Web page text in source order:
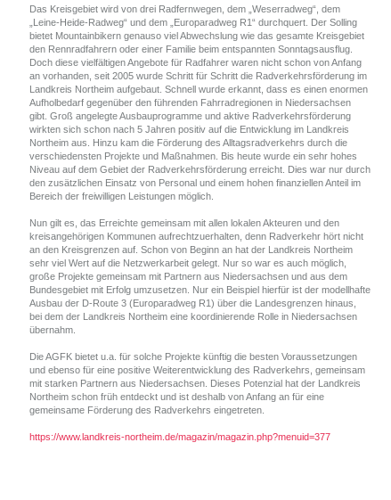
Das Kreisgebiet wird von drei Radfernwegen, dem „Weserradweg“, dem
„Leine-Heide-Radweg“ und dem „Europaradweg R1“ durchquert. Der Solling
bietet Mountainbikern genauso viel Abwechslung wie das gesamte Kreisgebiet
den Rennradfahrern oder einer Familie beim entspannten Sonntagsausflug.
Doch diese vielfältigen Angebote für Radfahrer waren nicht schon von Anfang
an vorhanden, seit 2005 wurde Schritt für Schritt die Radverkehrsförderung im
Landkreis Northeim aufgebaut. Schnell wurde erkannt, dass es einen enormen
Aufholbedarf gegenüber den führenden Fahrradregionen in Niedersachsen
gibt. Groß angelegte Ausbauprogramme und aktive Radverkehrsförderung
wirkten sich schon nach 5 Jahren positiv auf die Entwicklung im Landkreis
Northeim aus. Hinzu kam die Förderung des Alltagsradverkehrs durch die
verschiedensten Projekte und Maßnahmen. Bis heute wurde ein sehr hohes
Niveau auf dem Gebiet der Radverkehrsförderung erreicht. Dies war nur durch
den zusätzlichen Einsatz von Personal und einem hohen finanziellen Anteil im
Bereich der freiwilligen Leistungen möglich.
Nun gilt es, das Erreichte gemeinsam mit allen lokalen Akteuren und den
kreisangehörigen Kommunen aufrechtzuerhalten, denn Radverkehr hört nicht
an den Kreisgrenzen auf. Schon von Beginn an hat der Landkreis Northeim
sehr viel Wert auf die Netzwerkarbeit gelegt. Nur so war es auch möglich,
große Projekte gemeinsam mit Partnern aus Niedersachsen und aus dem
Bundesgebiet mit Erfolg umzusetzen. Nur ein Beispiel hierfür ist der modellhafte
Ausbau der D-Route 3 (Europaradweg R1) über die Landesgrenzen hinaus,
bei dem der Landkreis Northeim eine koordinierende Rolle in Niedersachsen
übernahm.
Die AGFK bietet u.a. für solche Projekte künftig die besten Voraussetzungen
und ebenso für eine positive Weiterentwicklung des Radverkehrs, gemeinsam
mit starken Partnern aus Niedersachsen. Dieses Potenzial hat der Landkreis
Northeim schon früh entdeckt und ist deshalb von Anfang an für eine
gemeinsame Förderung des Radverkehrs eingetreten.
https://www.landkreis-northeim.de/magazin/magazin.php?menuid=377